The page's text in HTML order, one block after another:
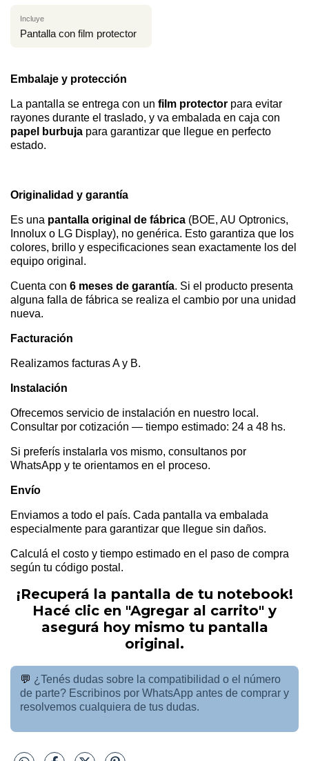
Incluye
Pantalla con film protector
Embalaje y protección
La pantalla se entrega con un film protector para evitar
rayones durante el traslado, y va embalada en caja con
papel burbuja para garantizar que llegue en perfecto
estado.
Originalidad y garantía
Es una pantalla original de fábrica (BOE, AU Optronics,
Innolux o LG Display), no genérica. Esto garantiza que los
colores, brillo y especificaciones sean exactamente los del
equipo original.
Cuenta con 6 meses de garantía. Si el producto presenta
alguna falla de fábrica se realiza el cambio por una unidad
nueva.
Facturación
Realizamos facturas A y B.
Instalación
Ofrecemos servicio de instalación en nuestro local.
Consultar por cotización — tiempo estimado: 24 a 48 hs.
Si preferís instalarla vos mismo, consultanos por
WhatsApp y te orientamos en el proceso.
Envío
Enviamos a todo el país. Cada pantalla va embalada
especialmente para garantizar que llegue sin daños.
Calculá el costo y tiempo estimado en el paso de compra
según tu código postal.
¡Recuperá la pantalla de tu notebook!
Hacé clic en "Agregar al carrito" y
asegurá hoy mismo tu pantalla
original.
💬 ¿Tenés dudas sobre la compatibilidad o el número
de parte? Escribinos por WhatsApp antes de comprar y
resolvemos cualquiera de tus dudas.